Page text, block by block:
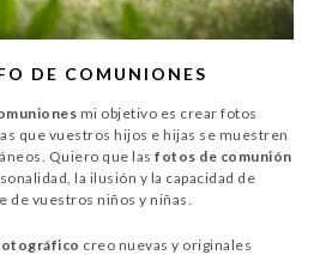
DE COMUNIONES
mi objetivo es crear fotos
que vuestros hijos e hijas se muestren
Quiero que las fotos de comunión
la ilusión y la capacidad de
de vuestros niños y niñas.
creo nuevas y originales